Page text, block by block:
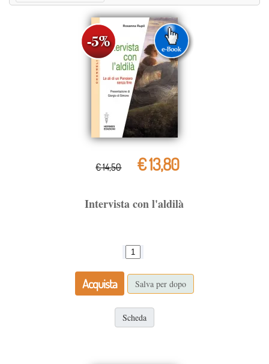
€ 14,50 € 13,80
Intervista con l'aldilà
Acquista Salva per dopo
Scheda